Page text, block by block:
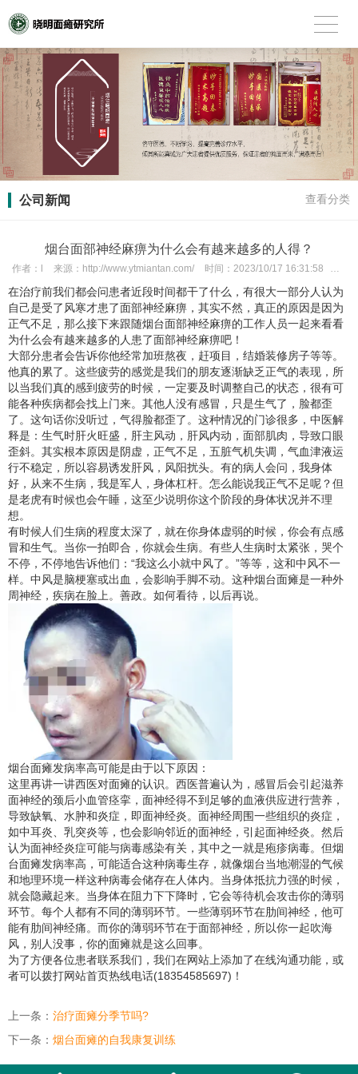
公司新闻 查看分类
烟台面部神经麻痹为什么会有越来越多的人得？
作者： 来源： http://www.ytmiantan.com/ 时间： 2023/10/17 16:31:58 次数
在治疗前我们都会问患者近段时间都干了什么，有很大一部分人认为
自己是受了风寒才患了面部神经麻痹 ，其实不然，真正的原因是因为
正气不足，那么接下来跟随烟台面部神经麻痹的工作人员一起来看看
为什么会有越来越多的人患了面部神经麻痹吧！
大部分患者会告诉你他经常加班熬夜，赶项目，结婚装修房子等等。
他真的累了。这些疲劳的感觉是我们的朋友逐渐缺乏正气的表现，所
以当我们真的感到疲劳的时候，一定要及时调整自己的状态，很有可
能各种疾病都会找上门来。其他人没有感冒，只是生气了，脸都歪
了。这句话你没听过，气得脸都歪了。这种情况的门诊很多，中医解
释是：生气时肝火旺盛，肝主风动，肝风内动，面部肌肉，导致口眼
歪斜。其实根本原因是阴虚，正气不足，五脏气机失调，气血津液运
行不稳定，所以容易诱发肝风，风阳扰头。有的病人会问，我身体
好，从来不生病，我是军人，身体杠杆。怎么能说我正气不足呢？但
是老虎有时候也会午睡，这至少说明你这个阶段的身体状况并不理
想。
有时候人们生病的程度太深了，就在你身体虚弱的时候，你会有点感
冒和生气。当你一拍即合，你就会生病。有些人生病时太紧张，哭个
不停，不停地告诉他们：“我这么小就中风了。”等等，这和中风不一
样。中风是脑梗塞或出血，会影响手脚不动。这种烟台面瘫是一种外
周神经，疾病在脸上。善政。如何看待，以后再说。
烟台面瘫发病率高可能是由于以下原因：
这里再讲一讲西医对面瘫的认识。西医普遍认为，感冒后会引起滋养
面神经的颈后小血管痉挛，面神经得不到足够的血液供应进行营养，
导致缺氧、水肿和炎症，即面神经炎。面神经周围一些组织的炎症，
如中耳炎、乳突炎等，也会影响邻近的面神经，引起面神经炎。然后
认为面神经炎症可能与病毒感染有关，其中之一就是疱疹病毒。但烟
台面瘫发病率高，可能适合这种病毒生存，就像烟台当地潮湿的气候
和地理环境一样这种病毒会储存在人体内。当身体抵抗力强的时候，
就会隐藏起来。当身体在阻力下下降时，它会等待机会攻击你的薄弱
环节。每个人都有不同的薄弱环节。一些薄弱环节在肋间神经，他可
能有肋间神经痛。而你的薄弱环节在于面部神经，所以你一起吹海
风，别人没事，你的面瘫就是这么回事。
为了方便各位患者联系我们，我们在网站上添加了在线沟通功能，或
者可以拨打网站首页热线电话(18354585697)！
上一条： 治疗面瘫分季节吗?
下一条： 烟台面瘫的自我康复训练